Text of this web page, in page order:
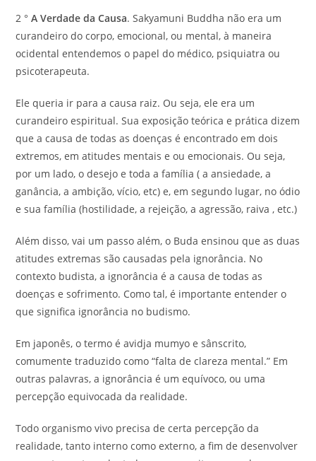
2 °A Verdade da Causa. Sakyamuni Buddha não era um
curandeiro do corpo, emocional, ou mental, à maneira
ocidental entendemos o papel do médico, psiquiatra ou
psicoterapeuta.
Ele queria ir para a causa raiz. Ou seja, ele era um
curandeiro espiritual. Sua exposição teórica e prática dizem
que a causa de todas as doenças é encontrado em dois
extremos, em atitudes mentais e ou emocionais. Ou seja,
por um lado, o desejo e toda a família ( a ansiedade, a
ganância, a ambição, vício, etc) e, em segundo lugar, no ódio
e sua família (hostilidade, a rejeição, a agressão, raiva , etc.)
Além disso, vai um passo além, o Buda ensinou que as duas
atitudes extremas são causadas pela ignorância. No
contexto budista, a ignorância é a causa de todas as
doenças e sofrimento. Como tal, é importante entender o
que significa ignorância no budismo.
Em japonês, o termo é avidja mumyo e sânscrito,
comumente traduzido como “falta de clareza mental.” Em
outras palavras, a ignorância é um equívoco, ou uma
percepção equivocada da realidade.
Todo organismo vivo precisa de certa percepção da
realidade, tanto interno como externo, a fim de desenvolver